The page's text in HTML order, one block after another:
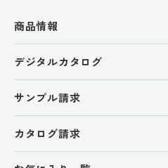
商品情報
デジタルカタログ
サンプル請求
カタログ請求